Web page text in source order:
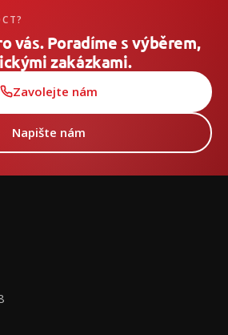
vás. Poradíme s výběrem,
zakázkami.
Zavolejte nám
Napište nám